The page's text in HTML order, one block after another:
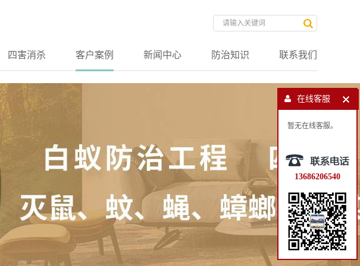
四害消杀 客户案例 新闻中心 防治知识 联系我们
在线客服
暂无在线客服。
13686206540